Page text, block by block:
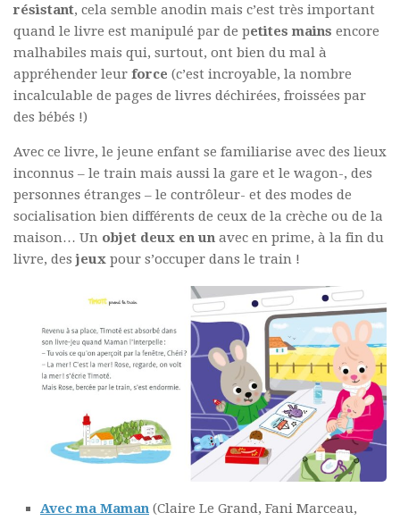
résistant, cela semble anodin mais c’est très important
quand le livre est manipulé par de petites mains encore
malhabiles mais qui, surtout, ont bien du mal à
appréhender leur force (c’est incroyable, la nombre
incalculable de pages de livres déchirées, froissées par
des bébés !)
Avec ce livre, le jeune enfant se familiarise avec des lieux
inconnus – le train mais aussi la gare et le wagon-, des
personnes étranges – le contrôleur- et des modes de
socialisation bien différents de ceux de la crèche ou de la
maison… Un objet deux en un avec en prime, à la fin du
livre, desjeux pour s’occuper dans le train !
Avec ma Maman (Claire Le Grand, Fani Marceau,